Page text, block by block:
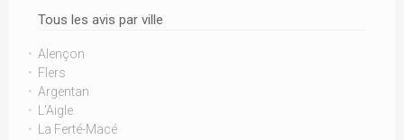
Tous les avis par ville
Alençon
Flers
Argentan
L'Aigle
La Ferté-Macé